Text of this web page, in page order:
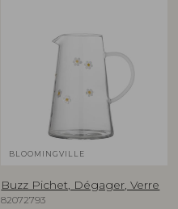
BLOOMINGVILLE
Buzz Pichet, Dégager, Verre
82072793